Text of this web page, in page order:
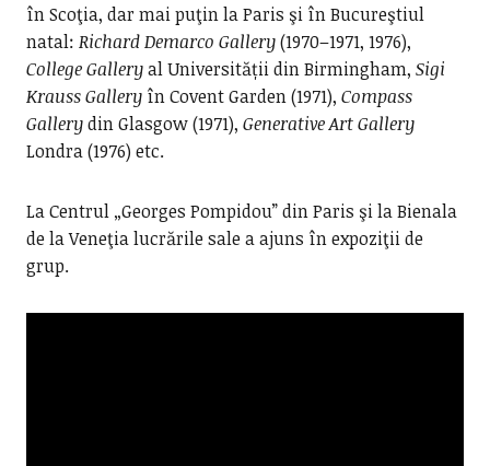
în Scoţia, dar mai puţin la Paris şi în Bucureştiul
natal: Richard Demarco Gallery(1970–1971, 1976),
College Galleryal Universității din Birmingham, Sigi
Krauss Galleryîn Covent Garden (1971), Compass
Gallerydin Glasgow (1971), Generative Art Gallery
Londra (1976) etc.
La Centrul „Georges Pompidou” din Paris şi la Bienala
de la Veneţia lucrările sale a ajuns în expoziţii de
grup.